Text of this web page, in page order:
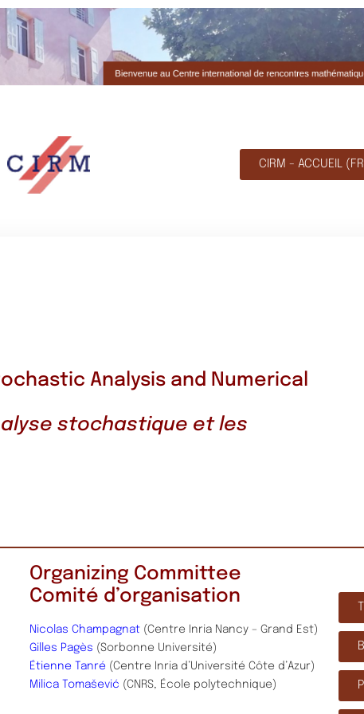
CIRM - ACCUEIL
Analysis and Numerical
stochastique et les
Organizing Committee
Comité d’organisation
Nicolas Champagnat(Centre Inria Nancy – Grand Est)
Gilles Pagès (Sorbonne Université)
Étienne Tanré (Centre Inria d’Université Côte d’Azur)
Milica Tomašević (CNRS, École polytechnique)